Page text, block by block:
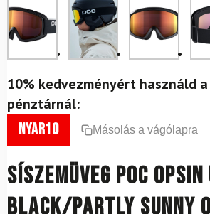
10% kedvezményért használd
pénztárnál:
nyar10 Másolás a vágólapra
Síszemüveg POC
Black/Partly Sunny